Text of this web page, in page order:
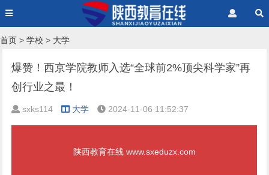
首页 > 学校 > 大学
爆赞！西京学院教师入选“全球前2%顶尖科学家”再
创行业之最！
sxks114 大学 2024-11-06 11:52:37
陕西教育在线 www.sxeduzx.com